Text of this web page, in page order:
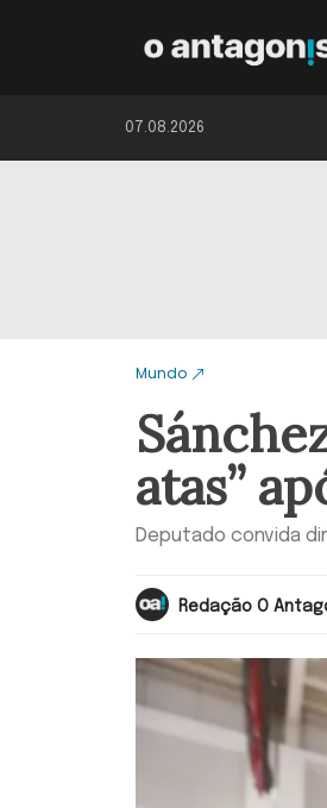
07.08.2026
Mundo
atas”
Deputado convida
Redação O